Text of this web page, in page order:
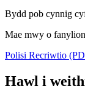
Bydd pob cynnig
Mae mwy o
Polisi Recriwtio
Hawl i